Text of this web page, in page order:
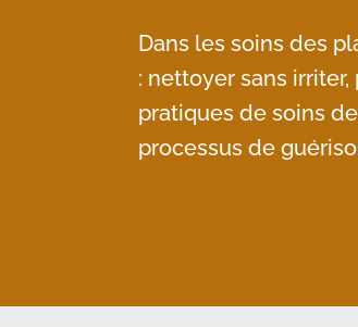
Dans les soins des
: nettoyer sans
pratiques de soins
processus de